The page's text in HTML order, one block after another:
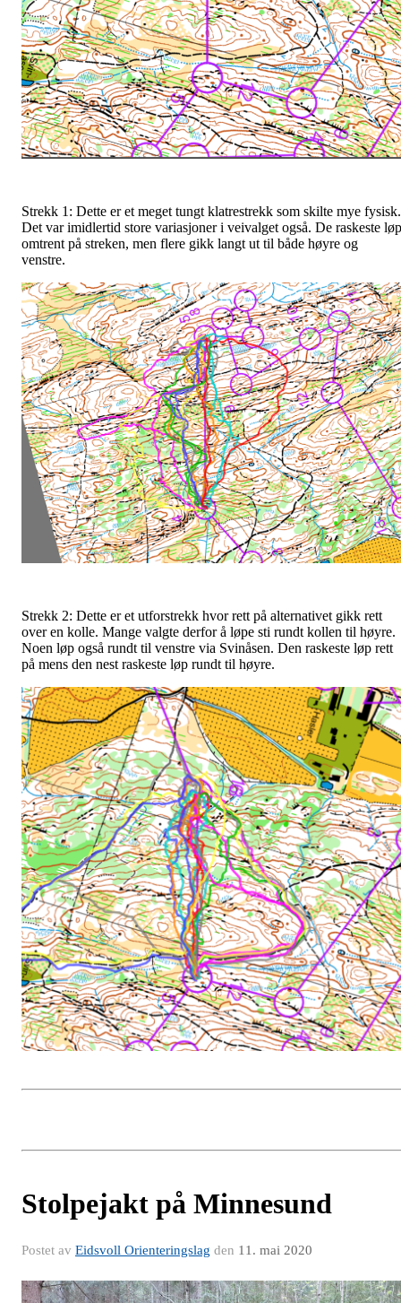
Strekk 1: Dette er et meget tungt klatrestrekk som skilte mye fysisk.
Det var imidlertid store variasjoner i veivalget også. De raskeste løp
omtrent på streken, men flere gikk langt ut til både høyre og
venstre.
Strekk 2: Dette er et utforstrekk hvor rett på alternativet gikk rett
over en kolle. Mange valgte derfor å løpe sti rundt kollen til høyre.
Noen løp også rundt til venstre via Svinåsen. Den raskeste løp rett
på mens den nest raskeste løp rundt til høyre.
Stolpejakt på Minnesund
Postet av Eidsvoll Orienteringslag den 11. mai 2020